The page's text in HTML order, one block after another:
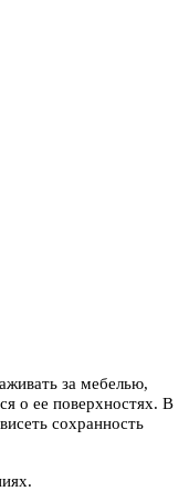
за мебелью,
о ее поверхностях. В
сохранность